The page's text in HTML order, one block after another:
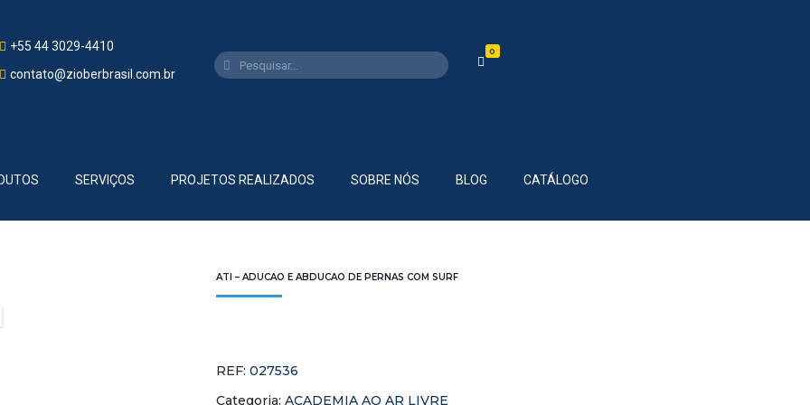
+55 44 3029-4410
contato@zioberbrasil.com.br
0
SERVIÇOS PROJETOS REALIZADOS SOBRE NÓS BLOG CATÁLOGO
ATI – ADUCAO E ABDUCAO DE PERNAS COM SURF
REF: 027536
Categoria: ACADEMIA AO AR LIVRE